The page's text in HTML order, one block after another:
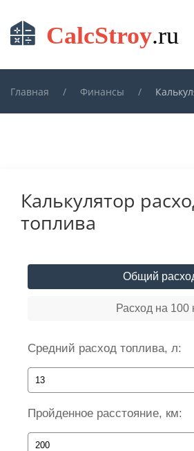
Skip to main content
Главная Финансы
Калькулятор
топлива
Общий
Расход на 100
Средний расход топлива, л:
Пройденное расстояние, км: